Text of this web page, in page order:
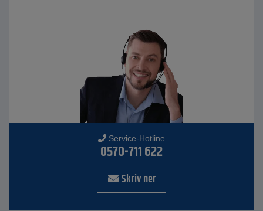
Service-Hotline
0570-711 622
Skriv ner